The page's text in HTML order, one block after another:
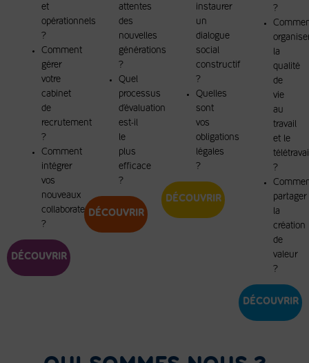
et
opérationnels
?
Comment
gérer
votre
cabinet
de
recrutement
?
Comment
intégrer
vos
nouveaux
collaborateurs
?
DÉCOUVRIR
attentes
des
nouvelles
générations
?
Quel
processus
d’évaluation
est-il
le
plus
efficace
?
DÉCOUVRIR
instaurer
un
dialogue
social
constructif
?
Quelles
sont
vos
obligations
légales
?
DÉCOUVRIR
?
la
qualité
de
vie
au
travail
et le
?
partager
la
création
de
valeur
?
DÉCOUVRIR